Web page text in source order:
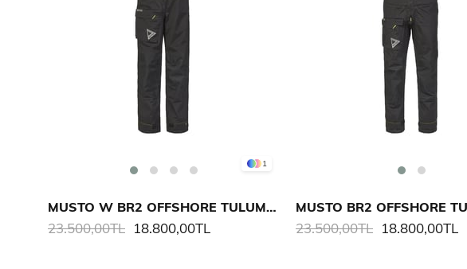
1
MUSTO W BR2 OFFSHORE TULUM 2.0
18.800,00TL
23.500,00TL
MUSTO BR2 OFFSHORE
18.800,00TL
23.500,00TL